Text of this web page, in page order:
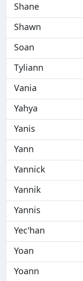
Shane
Shawn
Soan
Tyliann
Vania
Yahya
Yanis
Yann
Yannick
Yannik
Yannis
Yec'han
Yoan
Yoann